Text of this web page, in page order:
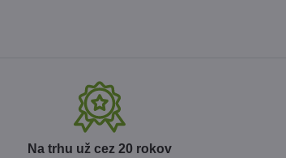
Na trhu už cez 20 rokov